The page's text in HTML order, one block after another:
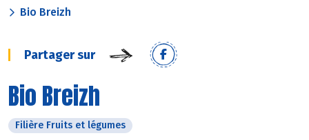
Bio Breizh
Partager sur
Bio Breizh
Filière Fruits et légumes